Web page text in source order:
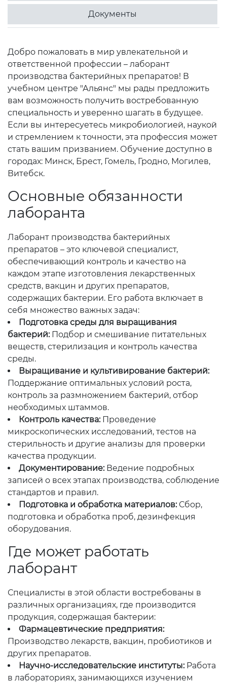
Документы
Добро пожаловать в мир увлекательной и
ответственной профессии – лаборант
производства бактерийных препаратов! В
учебном центре "Альянс" мы рады предложить
вам возможность получить востребованную
специальность и уверенно шагать в будущее.
Если вы интересуетесь микробиологией, наукой
и стремлением к точности, эта профессия может
стать вашим призванием. Обучение доступно в
городах: Минск, Брест, Гомель, Гродно, Могилев,
Витебск.
Основные обязанности
лаборанта
Лаборант производства бактерийных
препаратов – это ключевой специалист,
обеспечивающий контроль и качество на
каждом этапе изготовления лекарственных
средств, вакцин и других препаратов,
содержащих бактерии. Его работа включает в
себя множество важных задач:
Подготовка среды для выращивания
бактерий:Подбор и смешивание питательных
веществ, стерилизация и контроль качества
среды.
Выращивание и культивирование бактерий:
Поддержание оптимальных условий роста,
контроль за размножением бактерий, отбор
необходимых штаммов.
Контроль качества:Проведение
микроскопических исследований, тестов на
стерильность и другие анализы для проверки
качества продукции.
Документирование:Ведение подробных
записей о всех этапах производства, соблюдение
стандартов и правил.
Подготовка и обработка материалов:Сбор,
подготовка и обработка проб, дезинфекция
оборудования.
Где может работать
лаборант
Специалисты в этой области востребованы в
различных организациях, где производится
продукция, содержащая бактерии:
Фармацевтические предприятия:
Производство лекарств, вакцин, пробиотиков и
других препаратов.
Научно-исследовательские институты:Работа
в лабораториях, занимающихся изучением